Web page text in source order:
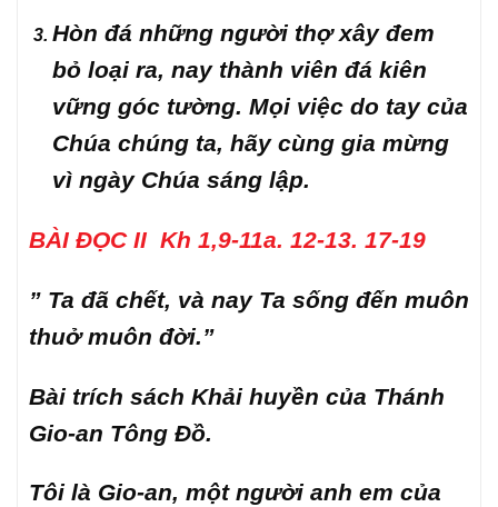
Hòn đá những người thợ xây đem
bỏ loại ra, nay thành viên đá kiên
vững góc tường. Mọi việc do tay của
Chúa chúng ta, hãy cùng gia mừng
vì ngày Chúa sáng lập.
BÀI ĐỌC II Kh 1,9-11a. 12-13. 17-19
” Ta đã chết, và nay Ta sống đến muôn
thuở muôn đời.”
Bài trích sách Khải huyền của Thánh
Gio-an Tông Đồ.
Tôi là Gio-an, một người anh em của